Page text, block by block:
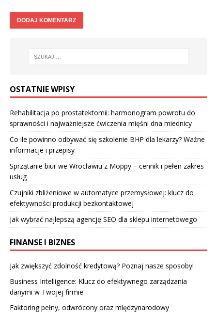
OSTATNIE WPISY
Rehabilitacja po prostatektomii: harmonogram powrotu do
sprawności i najważniejsze ćwiczenia mięśni dna miednicy
Co ile powinno odbywać się szkolenie BHP dla lekarzy? Ważne
informacje i przepisy
Sprzątanie biur we Wrocławiu z Moppy – cennik i pełen zakres
usług
Czujniki zbliżeniowe w automatyce przemysłowej: klucz do
efektywności produkcji bezkontaktowej
Jak wybrać najlepszą agencję SEO dla sklepu internetowego
FINANSE I BIZNES
Jak zwiększyć zdolność kredytową? Poznaj nasze sposoby!
Business Intelligence: Klucz do efektywnego zarządzania
danymi w Twojej firmie
Faktoring pełny, odwrócony oraz międzynarodowy